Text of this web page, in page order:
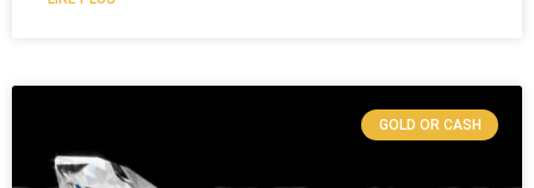
GOLD OR CASH